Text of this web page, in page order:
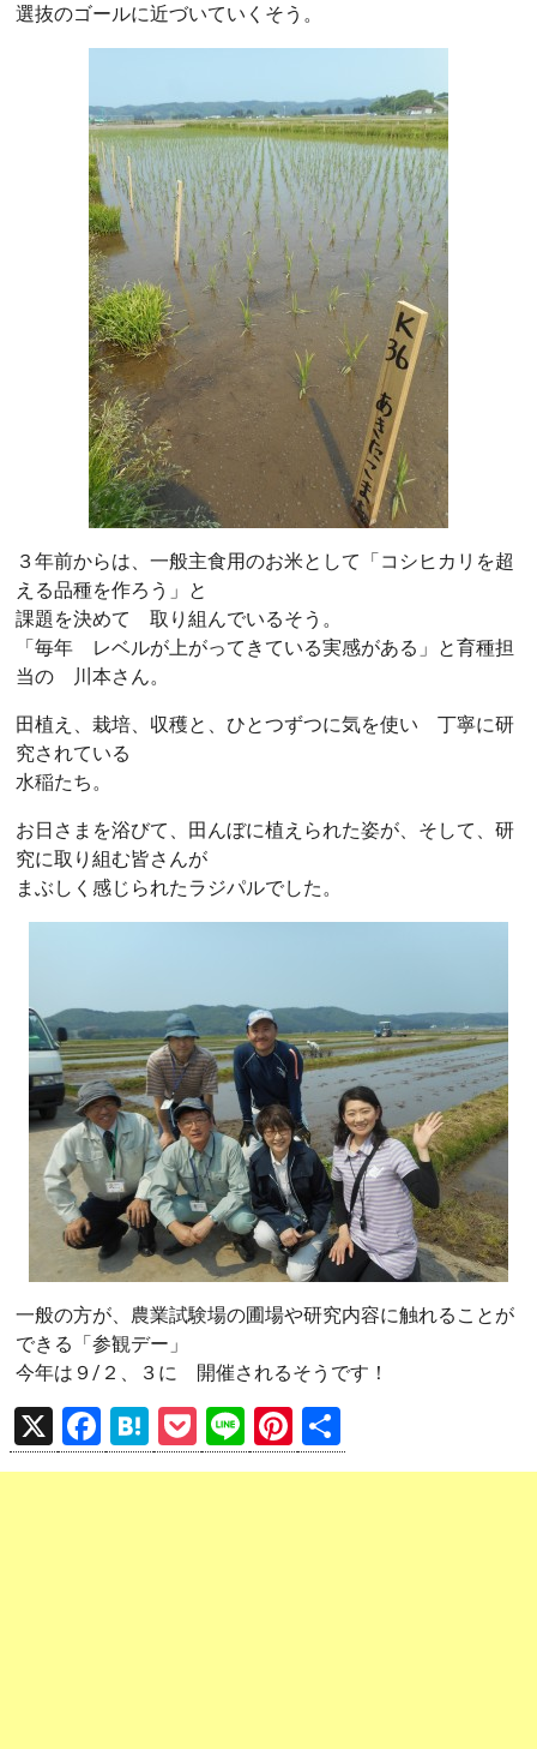
選抜のゴールに近づいていくそう。
３年前からは、一般主食用のお米として「コシヒカリを超
える品種を作ろう」と
課題を決めて 取り組んでいるそう。
「毎年 レベルが上がってきている実感がある」と育種担
当の 川本さん。
田植え、栽培、収穫と、ひとつずつに気を使い 丁寧に研
究されている
水稲たち。
お日さまを浴びて、田んぼに植えられた姿が、そして、研
究に取り組む皆さんが
まぶしく感じられたラジパルでした。
一般の方が、農業試験場の圃場や研究内容に触れることが
できる「参観デー」
今年は９/２、３に 開催されるそうです！
X
F
a
H
at
P
o
Li
n
Pi
nt 有